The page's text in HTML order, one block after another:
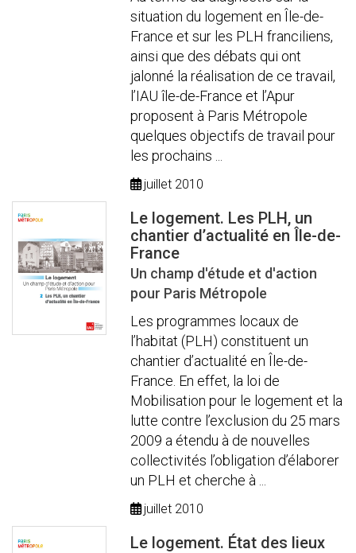
situation du logement en Île-de-
France et sur les PLH franciliens,
ainsi que des débats qui ont
jalonné la réalisation de ce travail,
l’IAU île-de-France et l’Apur
proposent à Paris Métropole
quelques objectifs de travail pour
les prochains ...
juillet 2010
Le logement. Les PLH, un
chantier d’actualité en Île-de-
France
Un champ d'étude et d'action
pour Paris Métropole
Les programmes locaux de
l’habitat (PLH) constituent un
chantier d’actualité en Île-de-
France. En effet, la loi de
Mobilisation pour le logement et la
lutte contre l’exclusion du 25 mars
2009 a étendu à de nouvelles
collectivités l’obligation d’élaborer
un PLH et cherche à ...
juillet 2010
Le logement. État des lieux